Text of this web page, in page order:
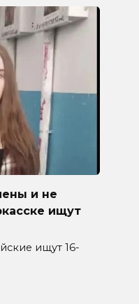
и не
ищут
ищут 16-